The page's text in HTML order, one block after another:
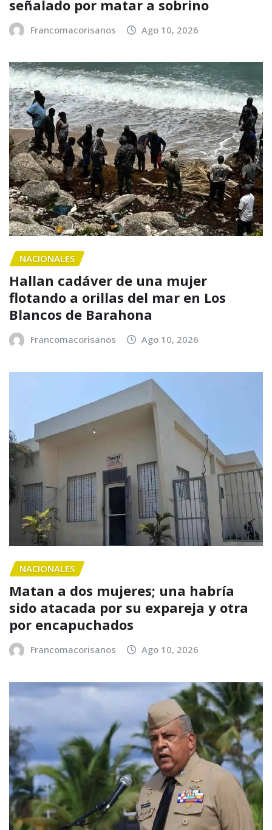
señalado por matar a sobrino
Francomacorisanos Ago 10, 2026
NACIONALES
Hallan cadáver de una mujer
flotando a orillas del mar en Los
Blancos de Barahona
Francomacorisanos Ago 10, 2026
NACIONALES
Matan a dos mujeres; una habría
sido atacada por su expareja y otra
por encapuchados
Francomacorisanos Ago 10, 2026